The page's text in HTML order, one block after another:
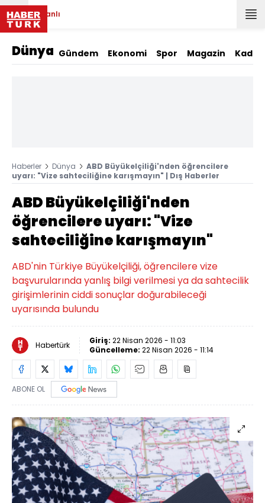
Canlı
Dünya Gündem Ekonomi Spor Magazin Kadın
Haberler Dünya
ABD Büyükelçiliği'nden öğrencilere
uyarı: "Vize sahteciliğine karışmayın" | Dış Haberler
ABD Büyükelçiliği'nden
öğrencilere uyarı: "Vize
sahteciliğine karışmayın"
ABD'nin Türkiye Büyükelçiliği, öğrencilere vize
başvurularında yanlış bilgi verilmesi ya da sahtecilik
girişimlerinin ciddi sonuçlar doğurabileceği
uyarısında bulundu
Habertürk Giriş: 22 Nisan 2026 - 11:03
Güncelleme: 22 Nisan 2026 - 11:14
ABONE OL